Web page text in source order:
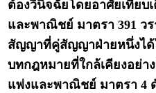
ต้องวินิจฉัยโดยอาศัยเทียบ
และพาณิชย์ มาตรา 391 ว
สัญญาที่คู่สัญญาฝ่ายหนึ่งได้
บทกฎหมายที่ใกล้เคียงอย่า
แพ่งและพาณิชย์ มาตรา 4